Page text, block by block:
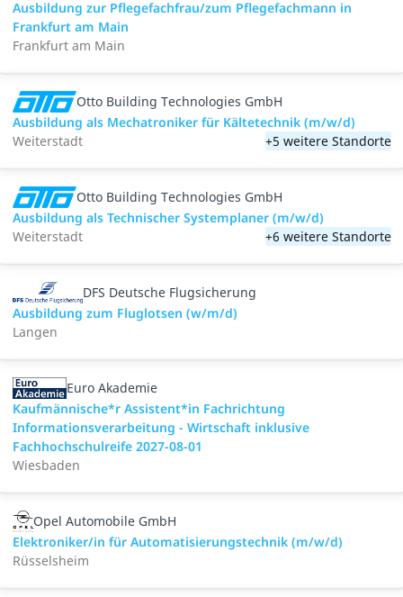
Ausbildung zur Pflegefachfrau/zum Pflegefachmann in
Frankfurt am Main
Frankfurt am Main
Otto Building Technologies GmbH
Ausbildung als Mechatroniker für Kältetechnik (m/w/d)
Weiterstadt
+5 weitere Standorte
Otto Building Technologies GmbH
Ausbildung als Technischer Systemplaner (m/w/d)
Weiterstadt
+6 weitere Standorte
DFS Deutsche Flugsicherung
Ausbildung zum Fluglotsen (w/m/d)
Langen
Euro Akademie
Kaufmännische*r Assistent*in Fachrichtung
Informationsverarbeitung - Wirtschaft inklusive
Fachhochschulreife 2027-08-01
Wiesbaden
Opel Automobile GmbH
Elektroniker/in für Automatisierungstechnik (m/w/d)
Rüsselsheim